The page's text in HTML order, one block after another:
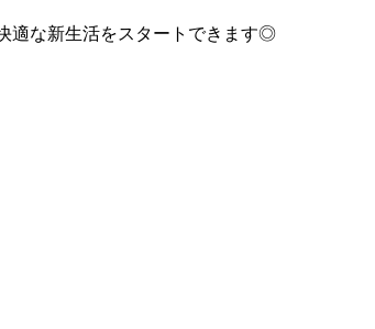
適な新生活をスタートできます◎